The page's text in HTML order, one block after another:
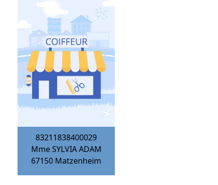
83211838400029
Mme SYLVIA ADAM
67150 Matzenheim